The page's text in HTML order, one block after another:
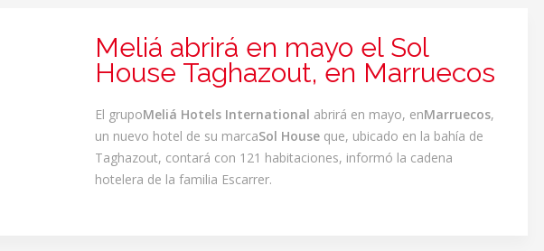
Meliá abrirá en mayo el Sol
House Taghazout, en Marruecos
El grupoMeliá Hotels International abrirá en mayo, enMarruecos,
un nuevo hotel de su marcaSol House que, ubicado en la bahía de
Taghazout, contará con 121 habitaciones, informó la cadena
hotelera de la familia Escarrer.